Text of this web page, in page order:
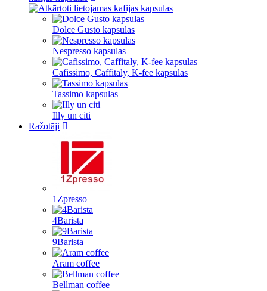
Dolce Gusto kapsulas
Nespresso kapsulas
Cafissimo, Caffitaly, K-fee kapsulas
Tassimo kapsulas
Illy un citi
Ražotāji
1Zpresso
4Barista
9Barista
Aram coffee
Bellman coffee